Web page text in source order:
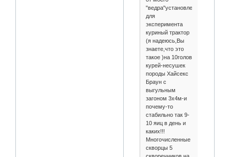
"ведра"установлен
для
эксперимента
куриный трактор
(я надеюсь,Вы
знаете,что это
такое )на 10голов
курей-несушек
породы Хайсекс
Браун с
выгульным
загоном 3х4м-и
почему-то
стабильно так 9-
10 яиц в день и
каких!!!
Многочисленные
скворцы 5